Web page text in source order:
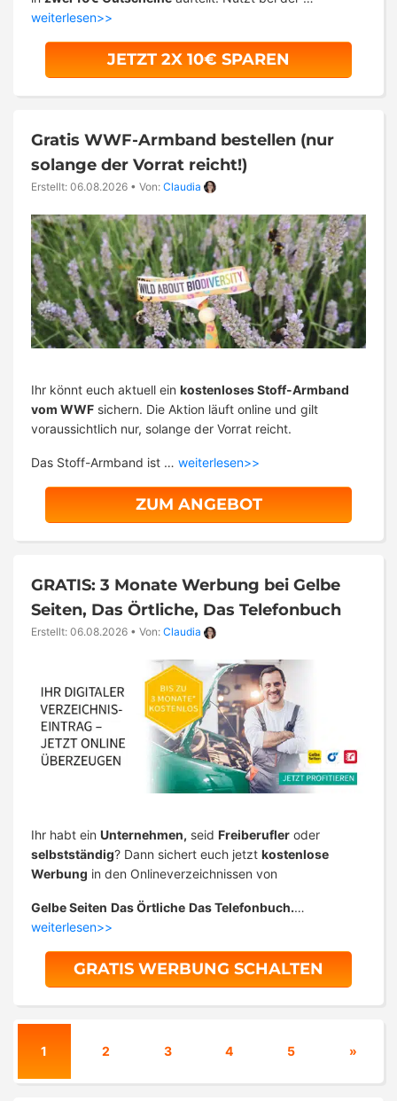
weiterlesen>>
JETZT 2X 10€ SPAREN
Gratis WWF-Armband bestellen (nur
solange der Vorrat reicht!)
Erstellt: 06.08.2026 • Von: Claudia
Ihr könnt euch aktuell ein kostenloses Stoff-Armband
vom WWF sichern. Die Aktion läuft online und gilt
voraussichtlich nur, solange der Vorrat reicht.
Das Stoff-Armband ist … weiterlesen>>
ZUM ANGEBOT
GRATIS: 3 Monate Werbung bei Gelbe
Seiten, Das Örtliche, Das Telefonbuch
Erstellt: 06.08.2026 • Von: Claudia
Ihr habt ein Unternehmen, seid Freiberufler oder
selbstständig? Dann sichert euch jetzt kostenlose
Werbung in den Onlineverzeichnissen von
Gelbe Seiten Das Örtliche Das Telefonbuch.…
weiterlesen>>
GRATIS WERBUNG SCHALTEN
1 2 3 4 5 »